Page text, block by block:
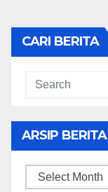
CARI BERITA
ARSIP BERITA
ARSIP